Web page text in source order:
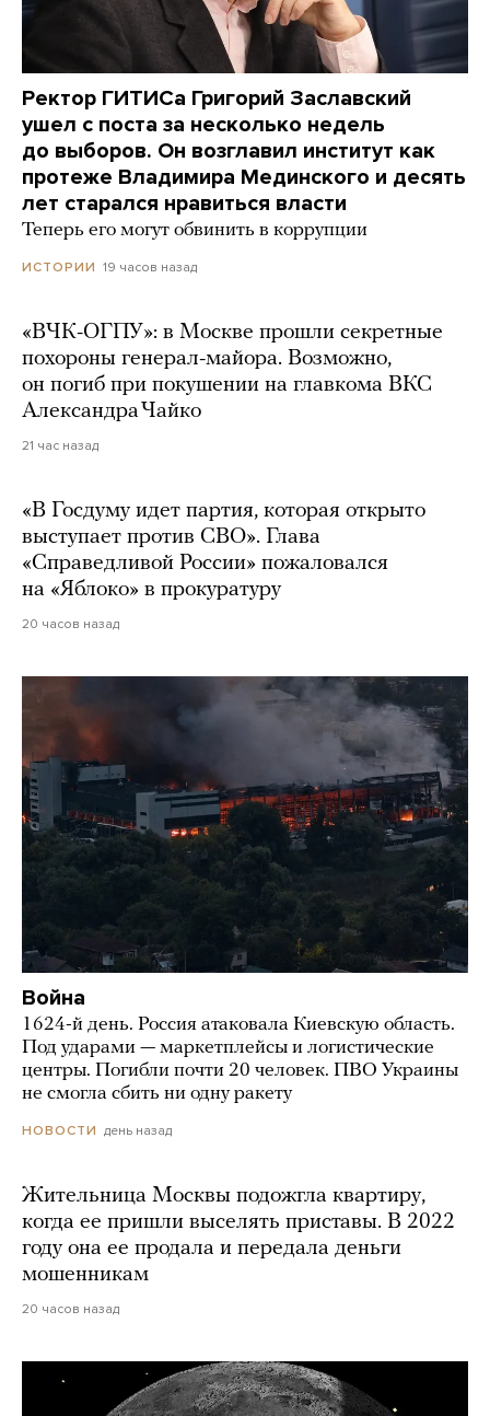
Ректор ГИТИСа Григорий Заславский
ушел с поста за несколько недель
до выборов. Он возглавил институт как
протеже Владимира Мединского и десять
лет старался нравиться власти
Теперь его могут обвинить в коррупции
ИСТОРИИ 19 часов назад
«ВЧК-ОГПУ»: в Москве прошли секретные
похороны генерал-майора. Возможно,
он погиб при покушении на главкома ВКС
Александра Чайко
21 час назад
«В Госдуму идет партия, которая открыто
выступает против СВО». Глава
«Справедливой России» пожаловался
на «Яблоко» в прокуратуру
20 часов назад
Война
1624-й день. Россия атаковала Киевскую область.
Под ударами — маркетплейсы и логистические
центры. Погибли почти 20 человек. ПВО Украины
не смогла сбить ни одну ракету
НОВОСТИ день назад
Жительница Москвы подожгла квартиру,
когда ее пришли выселять приставы. В 2022
году она ее продала и передала деньги
мошенникам
20 часов назад